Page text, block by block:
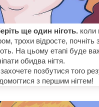
ще один ніготь. коли
трохи відросте,
На цьому етапі буде
обидва нігтя.
позбутися того
з першим нігтем!